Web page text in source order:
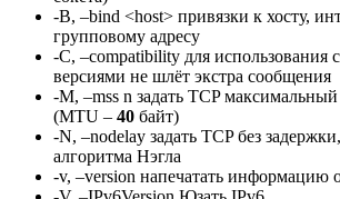
-B, –bind <host> привязки к хосту,
групповому адресу
-C, –compatibility для использования
версиями не шлёт экстра сообщения
-M, –mss n задать TCP максимальный
(MTU – 40 байт)
-N, –nodelay задать TCP без
алгоритма Нэгла
-v, –version напечатать информацию